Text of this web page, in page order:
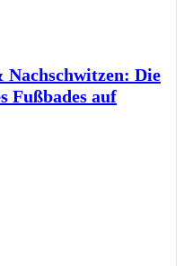
Nachschwitzen: Die
Fußbades auf